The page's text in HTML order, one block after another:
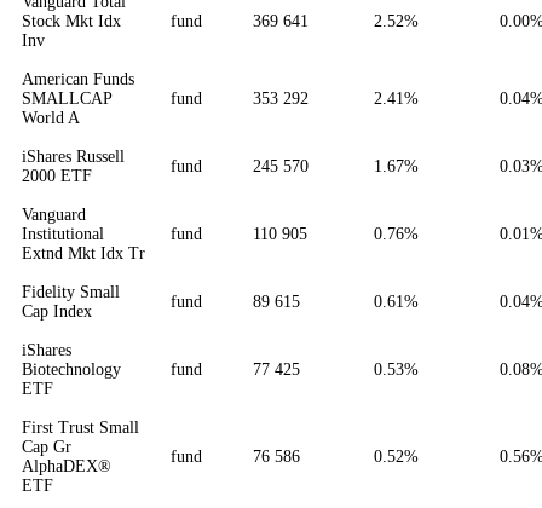
Stock Mkt Idx
Inv
fund 369 641 2.52%
American Funds
SMALLCAP
World A
fund 353 292 2.41%
iShares Russell
2000 ETF
fund 245 570 1.67%
Vanguard
Institutional
Extnd Mkt Idx Tr
fund 110 905 0.76%
Fidelity Small
Cap Index
fund 89 615 0.61%
iShares
Biotechnology
ETF
fund 77 425 0.53%
First Trust Small
Cap Gr
AlphaDEX®
ETF
fund 76 586 0.52%